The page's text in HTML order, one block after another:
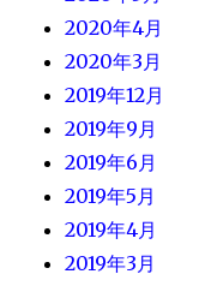
2020年4月
2020年3月
2019年12月
2019年9月
2019年6月
2019年5月
2019年4月
2019年3月